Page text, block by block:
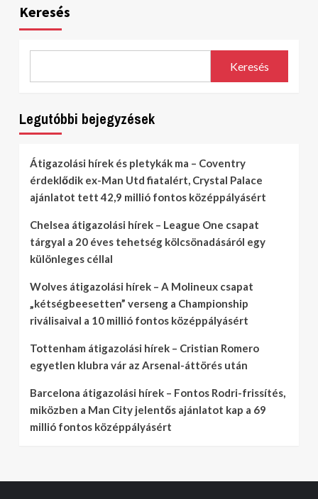
Keresés
Keresés
Legutóbbi bejegyzések
Átigazolási hírek és pletykák ma – Coventry
érdeklődik ex-Man Utd fiatalért, Crystal Palace
ajánlatot tett 42,9 millió fontos középpályásért
Chelsea átigazolási hírek – League One csapat
tárgyal a 20 éves tehetség kölcsönadásáról egy
különleges céllal
Wolves átigazolási hírek – A Molineux csapat
„kétségbeesetten” verseng a Championship
riválisaival a 10 millió fontos középpályásért
Tottenham átigazolási hírek – Cristian Romero
egyetlen klubra vár az Arsenal-áttörés után
Barcelona átigazolási hírek – Fontos Rodri-frissítés,
miközben a Man City jelentős ajánlatot kap a 69
millió fontos középpályásért